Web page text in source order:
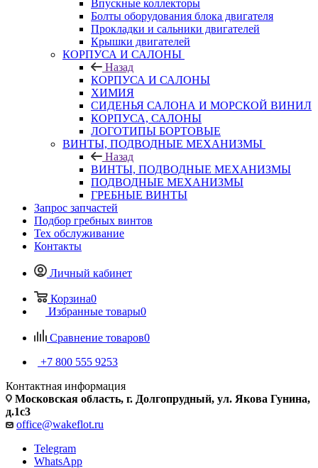
Впускные коллекторы
Болты оборудования блока двигателя
Прокладки и сальники двигателей
Крышки двигателей
КОРПУСА И САЛОНЫ
Назад
КОРПУСА И САЛОНЫ
ХИМИЯ
СИДЕНЬЯ САЛОНА И МОРСКОЙ ВИНИЛ
КОРПУСА, САЛОНЫ
ЛОГОТИПЫ БОРТОВЫЕ
ВИНТЫ, ПОДВОДНЫЕ МЕХАНИЗМЫ
Назад
ВИНТЫ, ПОДВОДНЫЕ МЕХАНИЗМЫ
ПОДВОДНЫЕ МЕХАНИЗМЫ
ГРЕБНЫЕ ВИНТЫ
Запрос запчастей
Подбор гребных винтов
Тех обслуживание
Контакты
Личный кабинет
Корзина0
Избранные товары0
Сравнение товаров0
+7 800 555 9253
Контактная информация
Московская область, г. Долгопрудный, ул. Якова Гунина,
д.1с3
office@wakeflot.ru
Telegram
WhatsApp